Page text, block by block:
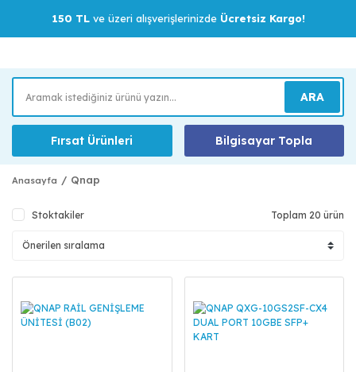
150 TLve üzeri alışverişlerinizde Ücretsiz Kargo!
ARA
Fırsat Ürünleri Bilgisayar Topla
Anasayfa Qnap
Stoktakiler Toplam 20 ürün